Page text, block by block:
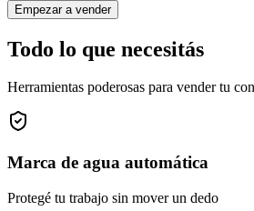
Empezar a vender
Todo lo que necesitás
Herramientas poderosas para vender tu
Marca de agua automática
Protegé tu trabajo sin mover un dedo